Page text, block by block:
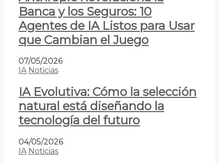
Banca y los Seguros: 10
Agentes de IA Listos para Usar
que Cambian el Juego
07/05/2026
IA Noticias
IA Evolutiva: Cómo la selección
natural está diseñando la
tecnología del futuro
04/05/2026
IA Noticias